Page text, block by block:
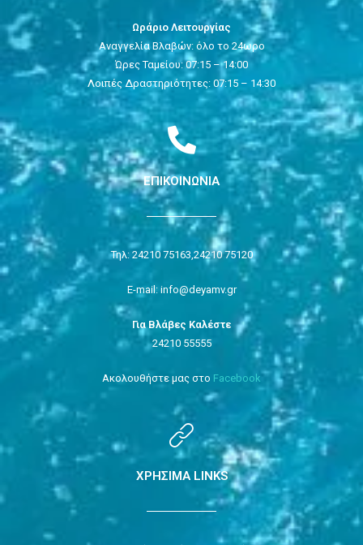
Ωράριο Λειτουργίας
Αναγγελία Βλαβών: όλο το 24ωρο
Ώρες Ταμείου: 07:15 – 14:00
Λοιπές Δραστηριότητες: 07:15 – 14:30
ΕΠΙΚΟΙΝΩΝΙΑ
Τηλ: 24210 75163, 24210 75120
E-mail: info@deyamv.gr
Για Βλάβες Καλέστε
24210 55555
Ακολουθήστε μας στο Facebook
ΧΡΗΣΙΜΑ LINKS